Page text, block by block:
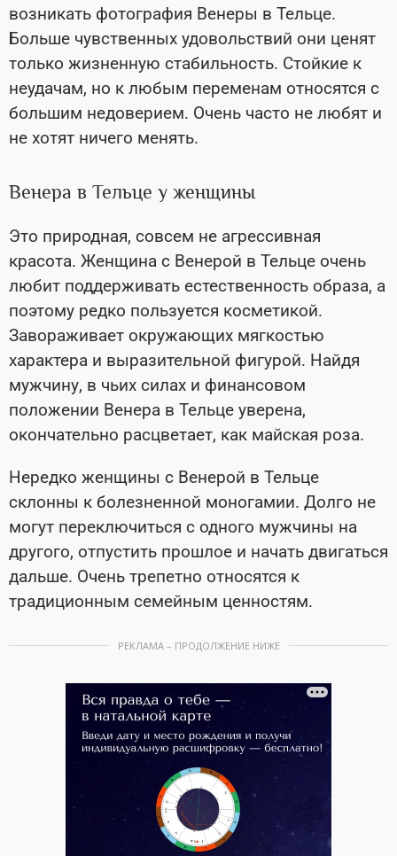
возникать фотография Венеры в Тельце.
Больше чувственных удовольствий они ценят
только жизненную стабильность. Стойкие к
неудачам, но к любым переменам относятся с
большим недоверием. Очень часто не любят и
не хотят ничего менять.
Венера в Тельце у женщины
Это природная, совсем не агрессивная
красота. Женщина с Венерой в Тельце очень
любит поддерживать естественность образа, а
поэтому редко пользуется косметикой.
Завораживает окружающих мягкостью
характера и выразительной фигурой. Найдя
мужчину, в чьих силах и финансовом
положении Венера в Тельце уверена,
окончательно расцветает, как майская роза.
Нередко женщины с Венерой в Тельце
склонны к болезненной моногамии. Долго не
могут переключиться с одного мужчины на
другого, отпустить прошлое и начать двигаться
дальше. Очень трепетно относятся к
традиционным семейным ценностям.
РЕКЛАМА – ПРОДОЛЖЕНИЕ НИЖЕ